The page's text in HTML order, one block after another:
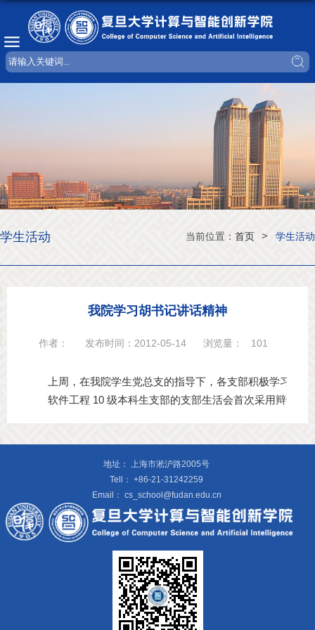
当前位置： 首页 > 学生活动
学生活动
我院学习胡书记讲话精神
作者： 发布时间：2012-05-14 浏览量： 101
上周，在我院学生党总支的指导下，各支部积极学习胡
软件工程 10 级本科生支部的支部生活会首次采用辩
地址：
上海市淞沪路2005号
Tell： +86-21-31242259
Email： cs_school@fudan.edu.cn